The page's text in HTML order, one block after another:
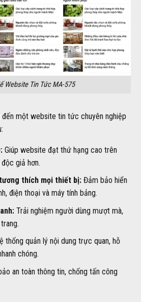
Website Tin Tức MA-575
một website tin tức chuyên nghiệp
Giúp website đạt thứ hạng cao trên
giả hơn.
thích mọi thiết bị:Đảm bảo hiển
điện thoại và máy tính bảng.
Trải nghiệm người dùng mượt mà,
thống quản lý nội dung trực quan, hỗ
chóng.
an toàn thông tin, chống tấn công